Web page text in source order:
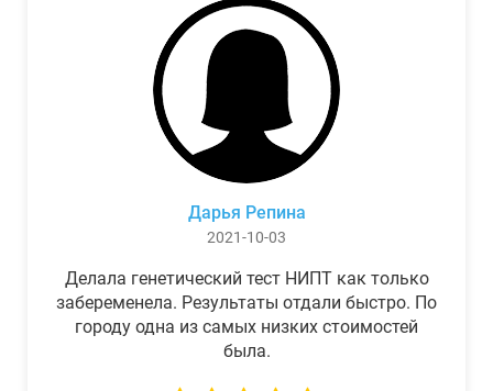
Дарья Репина
2021-10-03
Делала генетический тест НИПТ как только
забеременела. Результаты отдали быстро. По
городу одна из самых низких стоимостей
была.